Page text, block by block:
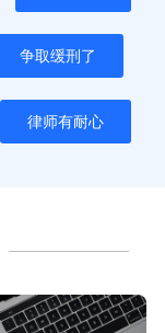
争取缓刑了
律师有耐心